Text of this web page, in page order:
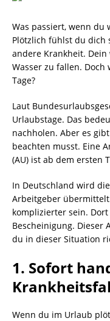
Was passiert, wenn du
Plötzlich fühlst du dich
andere Krankheit.
Wasser zu fallen.
Tage?
Laut
Urlaubstage. Das
nachholen. Aber es
beachten musst. Eine
(AU) ist ab dem ersten
In Deutschland wird
Arbeitgeber
komplizierter sein.
Bescheinigung. Dieser
du in dieser Situation
1. Sofort
Wenn du im Urlaub